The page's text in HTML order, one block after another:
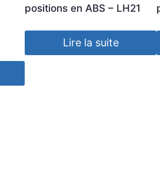
positions en ABS – LH21
Lire la suite